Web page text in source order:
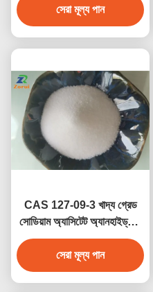
হাইড্রোক্সাইপ্রোপানোয়েট CAS
৮৬৭-৫৬-১
সেরা মূল্য পান
CAS 127-09-3 খাদ্য গ্রেড
সোডিয়াম অ্যাসিটেট অ্যানহাইড্রাস/
এসিটিক এসিড সোডিয়াম লবণ
ইনজেকশনযোগ্য
সেরা মূল্য পান